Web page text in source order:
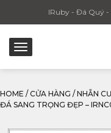
IRuby - Đá Quý -
HOME / CỬA HÀNG / NHẪN
ĐÁ SANG TRỌNG ĐẸP –